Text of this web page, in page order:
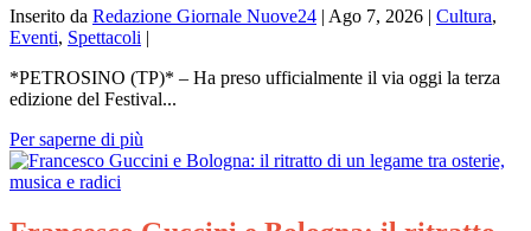
Inserito da Redazione Giornale Nuove24 | Ago 7, 2026 | Cultura,
Eventi, Spettacoli |
*PETROSINO (TP)* – Ha preso ufficialmente il via oggi la terza
edizione del Festival...
Per saperne di più